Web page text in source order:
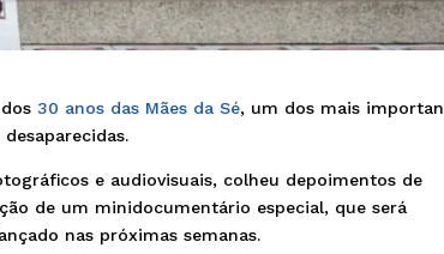
dos30 anos das Mães da Sé, um dos mais
e audiovisuais, colheu depoimentos de
de um minidocumentário especial, que será
nas próximas semanas.